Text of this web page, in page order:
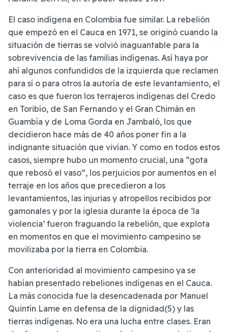
El caso indígena en Colombia fue similar. La rebelión
que empezó en el Cauca en 1971, se originó cuando la
situación de tierras se volvió inaguantable para la
sobrevivencia de las familias indígenas. Así haya por
ahí algunos confundidos de la izquierda que reclamen
para sí o para otros la autoría de este levantamiento, el
caso es que fueron los terrajeros indígenas del Credo
en Toribío, de San Fernando y el Gran Chimán en
Guambía y de Loma Gorda en Jambaló, los que
decidieron hace más de 40 años poner fin a la
indignante situación que vivían. Y como en todos estos
casos, siempre hubo un momento crucial, una “gota
que rebosó el vaso”, los perjuicios por aumentos en el
terraje en los años que precedieron a los
levantamientos, las injurias y atropellos recibidos por
gamonales y por la iglesia durante la época de ‘la
violencia’ fueron fraguando la rebelión, que explota
en momentos en que el movimiento campesino se
movilizaba por la tierra en Colombia.
Con anterioridad al movimiento campesino ya se
habían presentado rebeliones indígenas en el Cauca.
La más conocida fue la desencadenada por Manuel
Quintín Lame en defensa de la dignidad(5) y las
tierras indígenas. No era una lucha entre clases. Eran